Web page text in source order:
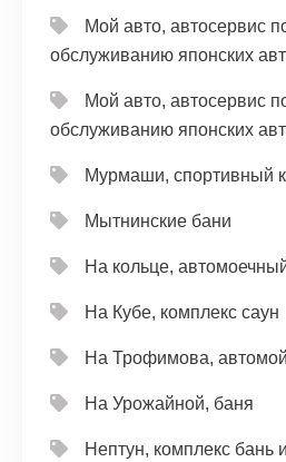
Мой авто, автосервис
обслуживанию японских
Мой авто, автосервис
обслуживанию японских
Мурмаши, спортивный
Мытнинские бани
На кольце,
На Кубе, комплекс саун
На Трофимова,
На Урожайной, баня
Нептун, комплекс бань